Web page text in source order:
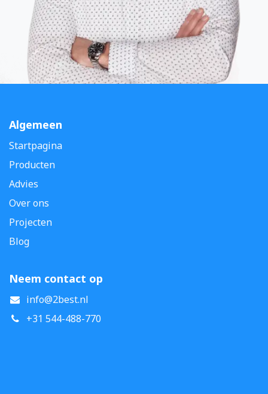
Algemeen
Startpagina
Producten
Advies
Over ons
Projecten
Blog
Neem contact op
info@2best.nl
+31 544-488-770